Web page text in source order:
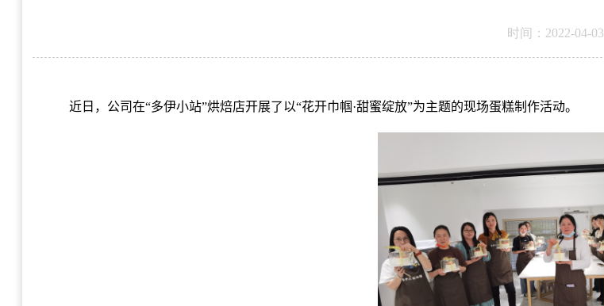
时间：2022-04-03
近日，公司在“多伊小站”烘焙店开展了以“花开巾帼·甜蜜绽放”为主题的现场蛋糕制作活动。